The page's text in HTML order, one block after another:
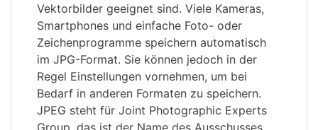
Vektorbilder geeignet sind. Viele Kameras,
Smartphones und einfache Foto- oder
Zeichenprogramme speichern automatisch
im JPG-Format. Sie können jedoch in der
Regel Einstellungen vornehmen, um bei
Bedarf in anderen Formaten zu speichern.
JPEG steht für Joint Photographic Experts